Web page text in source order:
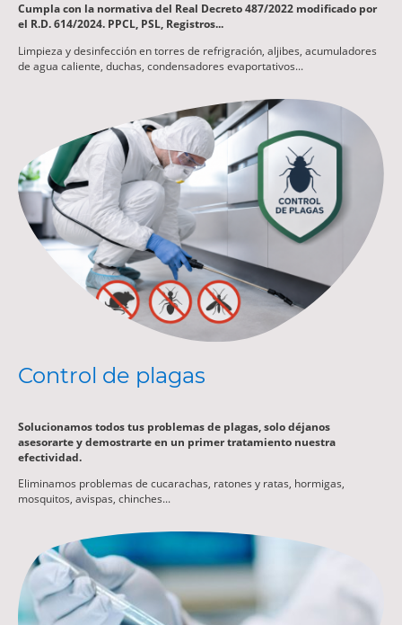
Cumpla con la normativa del Real Decreto 487/2022 modificado por
el R.D. 614/2024. PPCL, PSL, Registros...
Limpieza y desinfección en torres de refrigración, aljibes, acumuladores
de agua caliente, duchas, condensadores evaportativos...
Control de plagas
Solucionamos todos tus problemas de plagas, solo déjanos
asesorarte y demostrarte en un primer tratamiento nuestra
efectividad.
Eliminamos problemas de cucarachas, ratones y ratas, hormigas,
mosquitos, avispas, chinches...